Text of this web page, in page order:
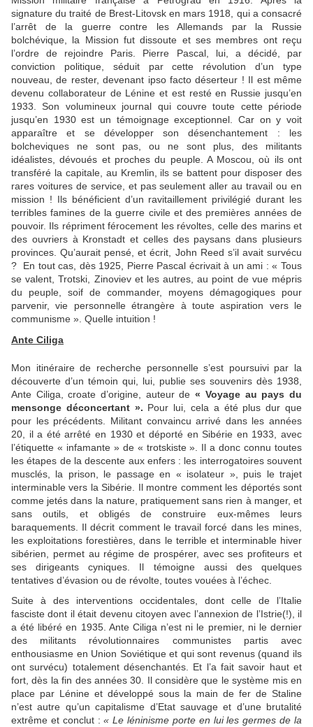
signature du traité de Brest-Litovsk en mars 1918, qui a consacré
l’arrêt de la guerre contre les Allemands par la Russie
bolchévique, la Mission fut dissoute et ses membres ont reçu
l’ordre de rejoindre Paris. Pierre Pascal, lui, a décidé, par
conviction politique, séduit par cette révolution d’un type
nouveau, de rester, devenant ipso facto déserteur ! Il est même
devenu collaborateur de Lénine et est resté en Russie jusqu’en
1933. Son volumineux journal qui couvre toute cette période
jusqu’en 1930 est un témoignage exceptionnel. Car on y voit
apparaître et se développer son désenchantement : les
bolcheviques ne sont pas, ou ne sont plus, des militants
idéalistes, dévoués et proches du peuple. A Moscou, où ils ont
transféré la capitale, au Kremlin, ils se battent pour disposer des
rares voitures de service, et pas seulement aller au travail ou en
mission ! Ils bénéficient d’un ravitaillement privilégié durant les
terribles famines de la guerre civile et des premières années de
pouvoir. Ils répriment férocement les révoltes, celle des marins et
des ouvriers à Kronstadt et celles des paysans dans plusieurs
provinces. Qu’aurait pensé, et écrit, John Reed s’il avait survécu
? En tout cas, dès 1925, Pierre Pascal écrivait à un ami : « Tous
se valent, Trotski, Zinoviev et les autres, au point de vue mépris
du peuple, soif de commander, moyens démagogiques pour
parvenir, vie personnelle étrangère à toute aspiration vers le
communisme ». Quelle intuition !
Ante Ciliga
Mon itinéraire de recherche personnelle s’est poursuivi par la
découverte d’un témoin qui, lui, publie ses souvenirs dès 1938,
Ante Ciliga, croate d’origine, auteur de« Voyage au pays du
mensonge déconcertant ». Pour lui, cela a été plus dur que
pour les précédents. Militant convaincu arrivé dans les années
20, il a été arrêté en 1930 et déporté en Sibérie en 1933, avec
l’étiquette « infamante » de « trotskiste ». Il a donc connu toutes
les étapes de la descente aux enfers : les interrogatoires souvent
musclés, la prison, le passage en « isolateur », puis le trajet
interminable vers la Sibérie. Il montre comment les déportés sont
comme jetés dans la nature, pratiquement sans rien à manger, et
sans outils, et obligés de construire eux-mêmes leurs
baraquements. Il décrit comment le travail forcé dans les mines,
les exploitations forestières, dans le terrible et interminable hiver
sibérien, permet au régime de prospérer, avec ses profiteurs et
ses dirigeants cyniques. Il témoigne aussi des quelques
tentatives d’évasion ou de révolte, toutes vouées à l’échec.
Suite à des interventions occidentales, dont celle de l’Italie
fasciste dont il était devenu citoyen avec l’annexion de l’Istrie(!), il
a été libéré en 1935. Ante Ciliga n’est ni le premier, ni le dernier
des militants révolutionnaires communistes partis avec
enthousiasme en Union Soviétique et qui sont revenus (quand ils
ont survécu) totalement désenchantés. Et l’a fait savoir haut et
fort, dès la fin des années 30. Il considère que le système mis en
place par Lénine et développé sous la main de fer de Staline
n’est autre qu’un capitalisme d’Etat sauvage et d’une brutalité
extrême et conclut : « Le léninisme porte en lui les germes de la